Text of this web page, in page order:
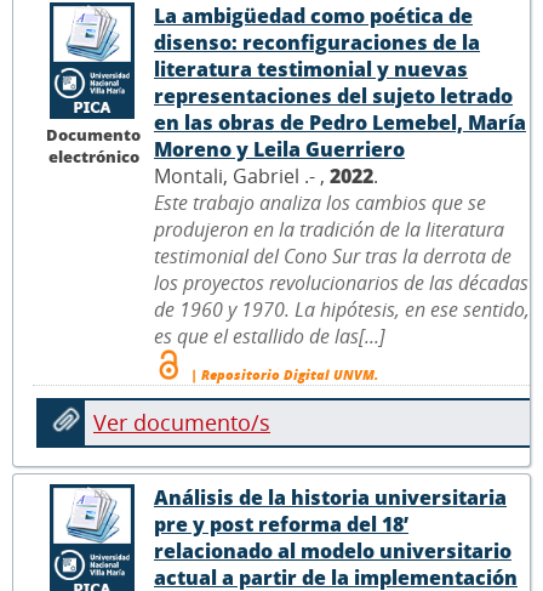
Documento
electrónico
La ambigüedad como poética de
disenso: reconfiguraciones de la
literatura testimonial y nuevas
representaciones del sujeto letrado
en las obras de Pedro Lemebel, María
Moreno y Leila Guerriero
Montali, Gabriel .- , 2022.
Este trabajo analiza los cambios que se
produjeron en la tradición de la literatura
testimonial del Cono Sur tras la derrota de
los proyectos revolucionarios de las décadas
de 1960 y 1970. La hipótesis, en ese sentido,
es que el estallido de las[...]
| Repositorio Digital UNVM.
Ver documento/s
Análisis de la historia universitaria
pre y post reforma del 18’
relacionado al modelo universitario
actual a partir de la implementación